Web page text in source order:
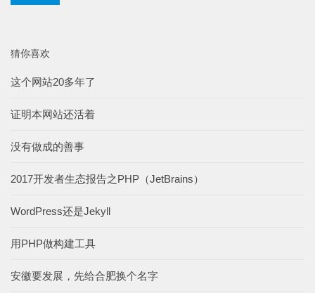
猜你喜欢
这个网站20多年了
证明本网站还活着
没有做成的善事
2017开发者生态报告之PHP（JetBrains）
WordPress还是Jekyll
用PHP做构建工具
安徽要发展，先给合肥换个名字